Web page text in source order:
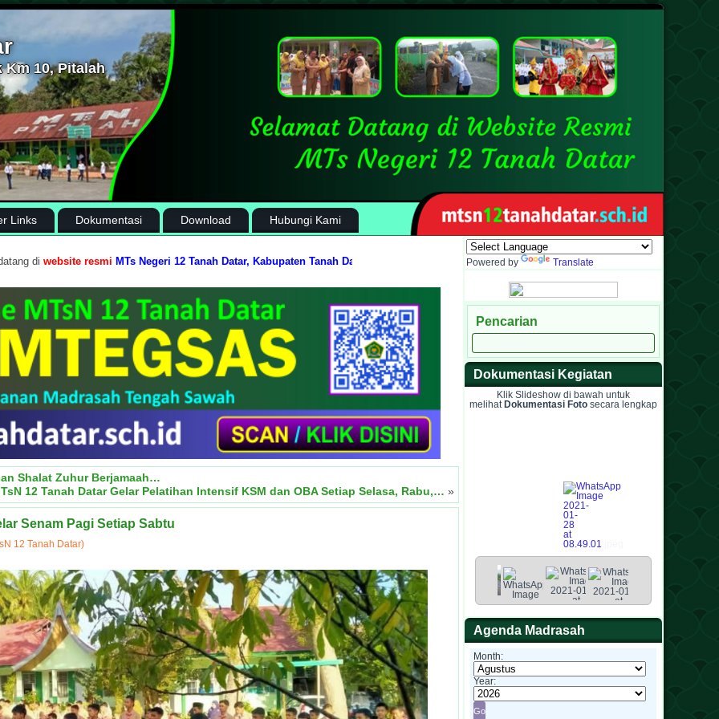
Km 10, Pitalah
Links Dokumentasi Download Hubungi Kami
resmi MTs Negeri 12 Tanah Datar, Kabupaten Tanah Datar, Provinsi Sumatera Barat Media Informasi dan Sarana Komunikasi Antara Sekolah
Shalat Zuhur Berjamaah…
12 Tanah Datar Gelar Pelatihan Intensif KSM dan OBA Setiap Selasa, Rabu,… »
Senam Pagi Setiap Sabtu
12 Tanah Datar)
Powered by Translate
Pencarian
Dokumentasi Kegiatan
Klik Slideshow di bawah untuk
melihat Dokumentasi Foto secara lengkap
Agenda Madrasah
Month:
Year: